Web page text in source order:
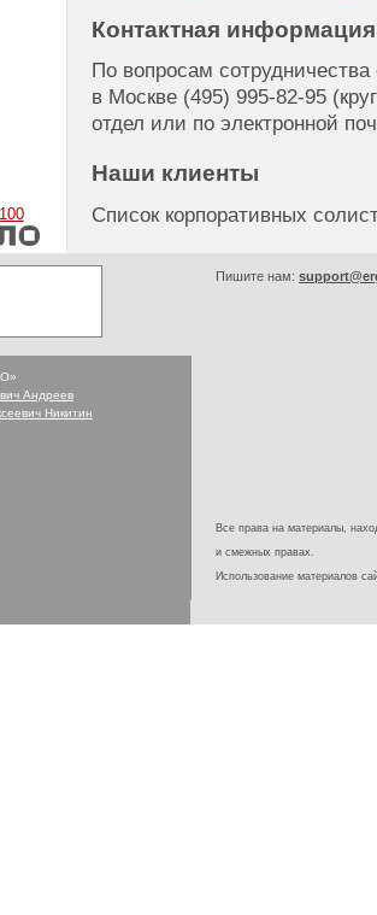
Контактная информация
По вопросам
в Москве (495) 995-82-95
отдел или по электронной
Наши клиенты
Список корпоративных
Андреев
Никитин
Пишите нам:
Все права на материалы,
и смежных правах.
Использование материалов